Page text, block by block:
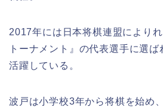
2017年には日本将棋連盟により
トーナメント』の代表選手に選
活躍している。
波戸は小学校3年から将棋を始め